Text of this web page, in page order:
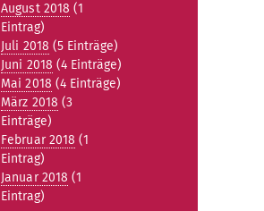
August 2018 (1
Eintrag)
Juli 2018 (5 Einträge)
Juni 2018 (4 Einträge)
Mai 2018 (4 Einträge)
März 2018 (3
Einträge)
Februar 2018 (1
Eintrag)
Januar 2018 (1
Eintrag)